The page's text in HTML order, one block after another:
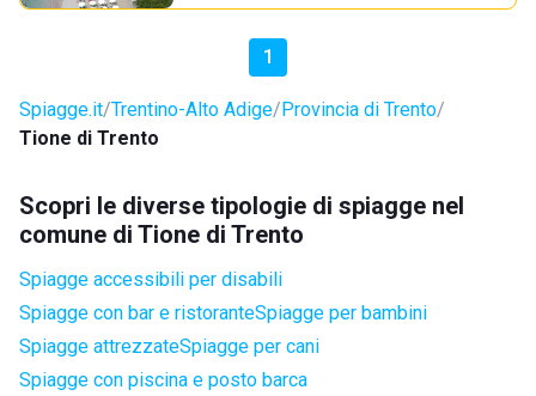
1
Spiagge.it Trentino-Alto Adige Provincia di Trento
Tione di Trento
Scopri le diverse tipologie di spiagge nel
comune di Tione di Trento
Spiagge accessibili per disabili
Spiagge con bar e ristoranteSpiagge per bambini
Spiagge attrezzateSpiagge per cani
Spiagge con piscina e posto barca